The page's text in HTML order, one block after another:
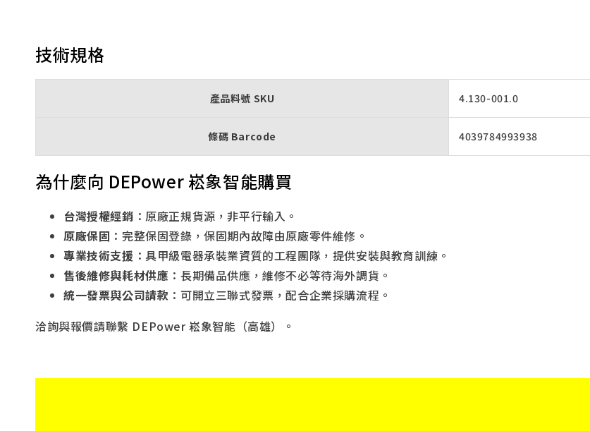
技術規格
產品料號 SKU 4.130-001.0
條碼 Barcode 4039784993938
為什麼向 DEPower 崧象智能購買
台灣授權經銷 ：原廠正規貨源，非平行輸入。
原廠保固 ：完整保固登錄，保固期內故障由原廠零件維修。
專業技術支援 ：具甲級電器承裝業資質的工程團隊，提供安裝與教育訓練。
售後維修與耗材供應 ：長期備品供應，維修不必等待海外調貨。
統一發票與公司請款 ：可開立三聯式發票，配合企業採購流程。
洽詢與報價請聯繫 DEPower 崧象智能（高雄）。